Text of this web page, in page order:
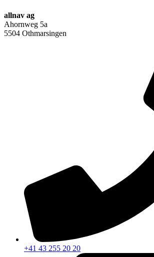
allnav ag
Ahornweg 5a
5504 Othmarsingen
+41 43 255 20 20